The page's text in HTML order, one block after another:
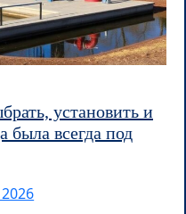
установить и
была всегда под